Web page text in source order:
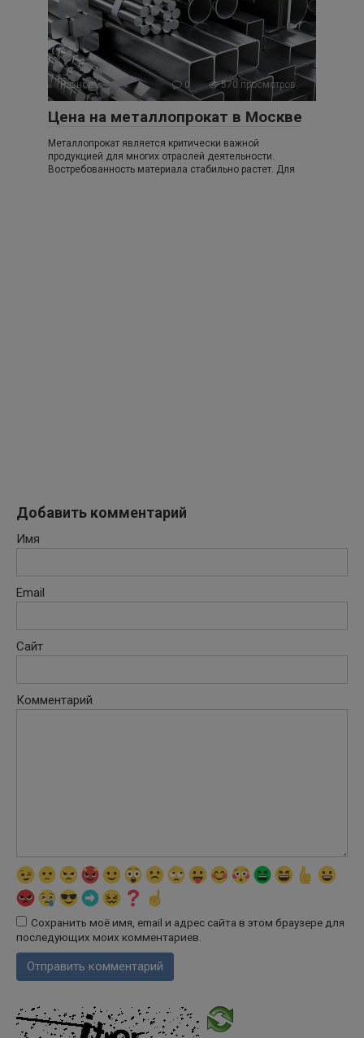
Разное 0 570 просмотров
Цена на металлопрокат в Москве
Металлопрокат является критически важной
продукцией для многих отраслей деятельности.
Востребованность материала стабильно растет. Для
Добавить комментарий
Имя
Email
Сайт
Комментарий
Сохранить моё имя, email и адрес сайта в этом браузере для
последующих моих комментариев.